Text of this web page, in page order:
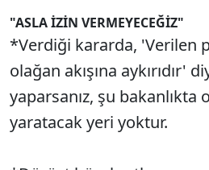
"ASLA İZİN VERMEYECEĞİZ"
*Verdiği kararda, 'Verilen
olağan akışına aykırıdır'
yaparsanız, şu bakanlıkta
yaratacak yeri yoktur.